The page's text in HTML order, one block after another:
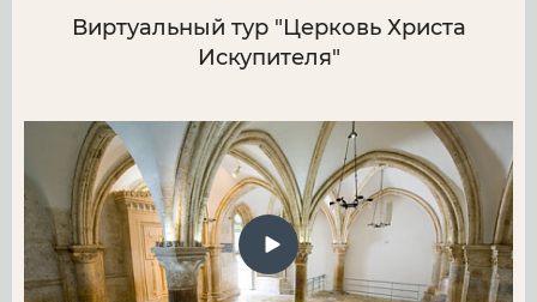
Виртуальный тур "Церковь Христа
Искупителя"